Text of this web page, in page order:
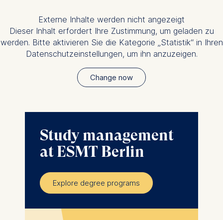
Externe Inhalte werden nicht angezeigt
Dieser Inhalt erfordert Ihre Zustimmung, um geladen zu
werden. Bitte aktivieren Sie die Kategorie „Statistik“ in Ihren
Datenschutzeinstellungen, um ihn anzuzeigen.
Change now
Study management
at ESMT Berlin
Explore degree programs